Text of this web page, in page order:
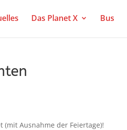
Das Planet X Bus
Ausnahme der Feiertage)!